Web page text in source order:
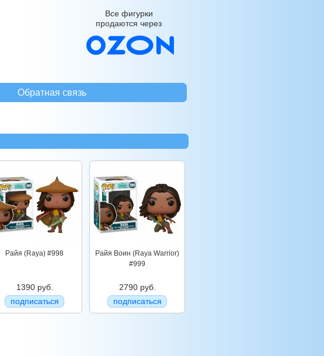
Все фигурки
продаются через
Обратная связь
Райя (Raya) #998
1390 руб.
подписаться
Райя Воин (Raya Warrior)
#999
2790 руб.
подписаться